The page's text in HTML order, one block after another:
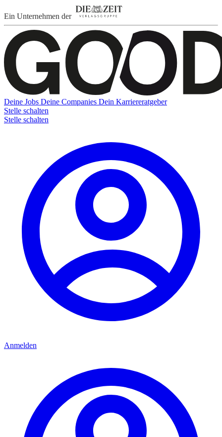
Ein Unternehmen der
Deine Jobs Deine Companies Dein Karriereratgeber
Stelle schalten
Stelle schalten
Anmelden